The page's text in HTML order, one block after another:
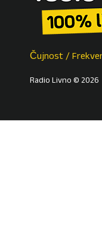
Čujnost /
Radio Livno © 2026